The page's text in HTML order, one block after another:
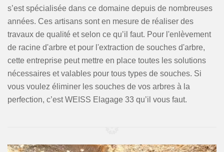
s’est spécialisée dans ce domaine depuis de nombreuses
années. Ces artisans sont en mesure de réaliser des
travaux de qualité et selon ce qu’il faut. Pour l'enlèvement
de racine d'arbre et pour l'extraction de souches d'arbre,
cette entreprise peut mettre en place toutes les solutions
nécessaires et valables pour tous types de souches. Si
vous voulez éliminer les souches de vos arbres à la
perfection, c’est WEISS Elagage 33 qu’il vous faut.